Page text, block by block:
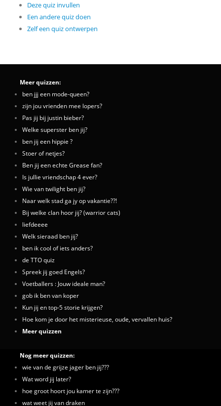
Deze quiz invullen
Een andere quiz doen
Zelf een quiz ontwerpen
Meer quizzen:
ben jjj een mode-queen?
zijn jou vrienden mee lopers?
Pas jij bij justin bieber?
Welke superster ben jij?
ben jij een hippie ?
Stoer of netjes?
Ben jij een echte Grease fan?
Is jullie vriendschap 4 ever?
Wie van twilight ben jij?
Naar welk stad ga jy op vakantie??!
Bij welke clan hoor jij? (warrior cats)
liefdeeee
Welk sieraad ben jij?
ben ik cool of iets anders?
de TTO quiz
Spreek jij goed Engels?
Voetballers : Jouw ideale man?
gob ik ben van koper
Kun jij en top-5 storie krijgen?
Hoe kom je door het misterieuse, oude, vervallen huis?
Meer quizzen
Nog meer quizzen:
wie van de grijze jager ben jij???
Wat word jij later?
hoe groot hoort jou kamer te zijn???
wat weet jij van draken